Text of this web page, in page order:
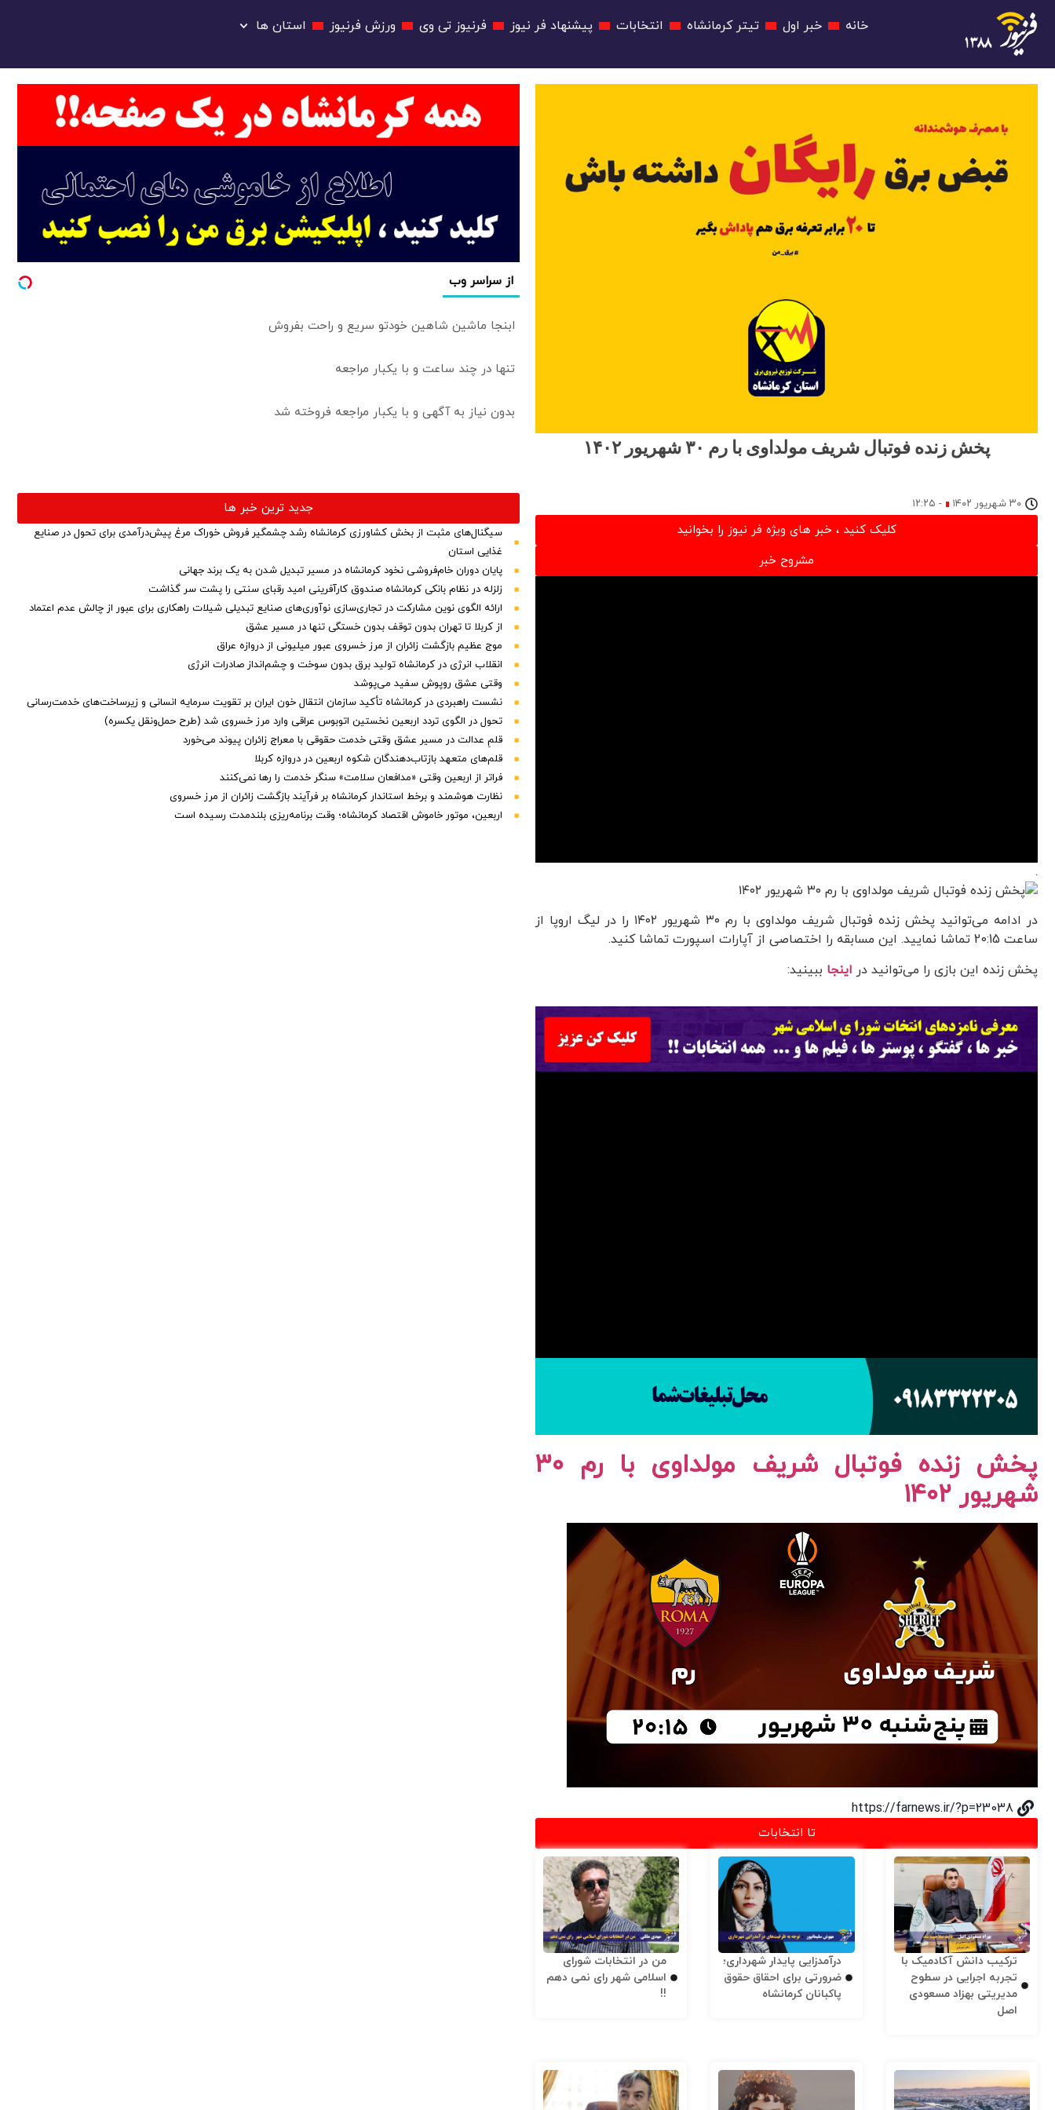
خانه خبر اول تیتر کرمانشاه انتخابات پیشنهاد فر نیوز فرنیوز تی وی ورزش فرنیوز استان ها
پخش زنده فوتبال شریف مولداوی با رم ۳۰ شهریور ۱۴۰۲
از سراسر وب
ابنجا ماشین شاهین خودتو سریع و راحت بفروش
تنها در چند ساعت و با یکبار مراجعه
بدون نیاز به آگهی و با یکبار مراجعه فروخته شد
۳۰ شهریور ۱۴۰۲ - ۱۲:۲۵
کلیک کنید ، خبر های ویژه فر نیوز را بخوانید
مشروح خبر
.
در ادامه می‌توانید پخش زنده فوتبال شریف مولداوی با رم ۳۰ شهریور ۱۴۰۲ را در لیگ اروپا از
ساعت 20:15 تماشا نمایید. این مسابقه را اختصاصی از آپارات اسپورت تماشا کنید.
پخش زنده این بازی را می‌توانید در اینجا ببینید:
پخش زنده فوتبال شریف مولداوی با رم ۳۰
شهریور ۱۴۰۲
https://farnews.ir/?p=23038
تا انتخابات
ترکیب دانش آکادمیک با
تجربه اجرایی در سطوح
مدیریتی بهزاد مسعودی
اصل
درآمدزایی پایدار شهرداری؛
ضرورتی برای احقاق حقوق
پاکبانان کرمانشاه
من در انتخابات شورای
اسلامی شهر رای نمی دهم
!!
جدید ترین خبر ها
سیگنال‌های مثبت از بخش کشاورزی کرمانشاه رشد چشمگیر فروش خوراک مرغ پیش‌درآمدی برای تحول در صنایع
غذایی استان
پایان دوران خام‌فروشی نخود کرمانشاه در مسیر تبدیل شدن به یک برند جهانی
زلزله در نظام بانکی کرمانشاه صندوق کارآفرینی امید رقبای سنتی را پشت سر گذاشت
ارائه الگوی نوین مشارکت در تجاری‌سازی نوآوری‌های صنایع تبدیلی شیلات راهکاری برای عبور از چالش عدم اعتماد
از کربلا تا تهران بدون توقف بدون خستگی تنها در مسیر عشق
موج عظیم بازگشت زائران از مرز خسروی عبور میلیونی از دروازه عراق
انقلاب انرژی در کرمانشاه تولید برق بدون سوخت و چشم‌انداز صادرات انرژی
وقتی عشق روپوش سفید می‌پوشد
نشست راهبردی در کرمانشاه تأکید سازمان انتقال خون ایران بر تقویت سرمایه انسانی و زیرساخت‌های خدمت‌رسانی
تحول در الگوی تردد اربعین نخستین اتوبوس عراقی وارد مرز خسروی شد (طرح حمل‌ونقل یکسره)
قلمِ عدالت در مسیر عشق وقتی خدمت حقوقی با معراج زائران پیوند می‌خورد
قلم‌های متعهد بازتاب‌دهندگان شکوه اربعین در دروازه کربلا
فراتر از اربعین وقتی «مدافعان سلامت» سنگر خدمت را رها نمی‌کنند
نظارت هوشمند و برخط استاندار کرمانشاه بر فرآیند بازگشت زائران از مرز خسروی
اربعین، موتور خاموش اقتصاد کرمانشاه؛ وقت برنامه‌ریزی بلندمدت رسیده است